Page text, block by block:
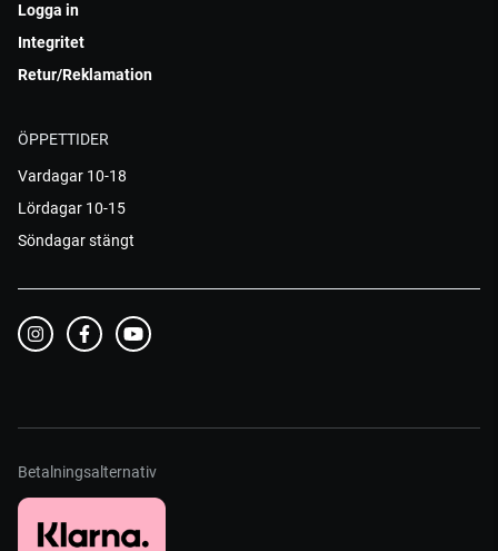
Logga in
Integritet
Retur/Reklamation
ÖPPETTIDER
Vardagar 10-18
Lördagar 10-15
Söndagar stängt
Betalningsalternativ